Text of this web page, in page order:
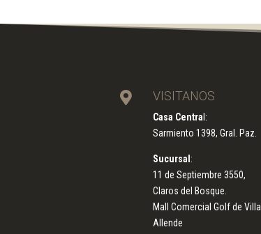
 VISITANOS
Casa Central:
Sarmiento 1398, Gral. Paz.
Sucursal:
11 de Septiembre 3550,
Claros del Bosque.
Mall Comercial Golf de Villa
Allende